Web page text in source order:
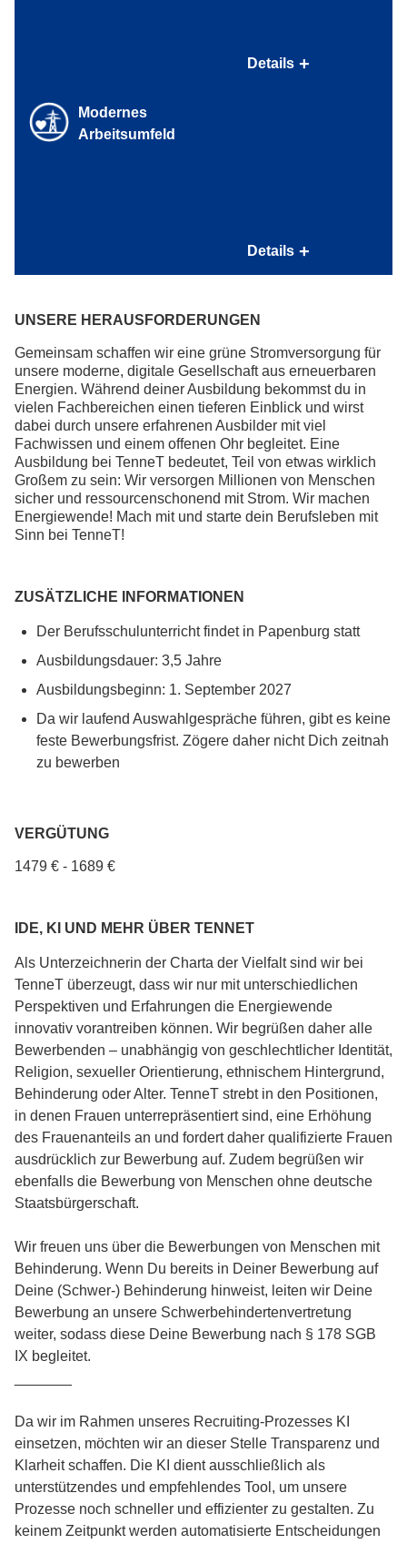
Kostenübernahme sämtlicher Schulbücher und
Kostenlose Bereitstellung deiner persönlichen
Arbeitskleidung
Umfangreiche Gesundheitsprogramme und kostenlose
Details
Modernes
Arbeitsumfeld
Details
UNSERE HERAUSFORDERUNGEN
Gemeinsam schaffen wir eine grüne Stromversorgung für
unsere moderne, digitale Gesellschaft aus erneuerbaren
Energien. Während deiner Ausbildung bekommst du in
vielen Fachbereichen einen tieferen Einblick und wirst
dabei durch unsere erfahrenen Ausbilder mit viel
Fachwissen und einem offenen Ohr begleitet. Eine
Ausbildung bei TenneT bedeutet, Teil von etwas wirklich
Großem zu sein: Wir versorgen Millionen von Menschen
sicher und ressourcenschonend mit Strom. Wir machen
Energiewende! Mach mit und starte dein Berufsleben mit
Sinn bei TenneT!
ZUSÄTZLICHE INFORMATIONEN
Der Berufsschulunterricht findet in Papenburg statt
Ausbildungsdauer: 3,5 Jahre
Ausbildungsbeginn: 1. September 2027
Da wir laufend Auswahlgespräche führen, gibt es keine
feste Bewerbungsfrist. Zögere daher nicht Dich zeitnah
zu bewerben
VERGÜTUNG
1479 € - 1689 €
IDE, KI UND MEHR ÜBER TENNET
Als Unterzeichnerin der Charta der Vielfalt sind wir bei
TenneT überzeugt, dass wir nur mit unterschiedlichen
Perspektiven und Erfahrungen die Energiewende
innovativ vorantreiben können. Wir begrüßen daher alle
Bewerbenden – unabhängig von geschlechtlicher Identität,
Religion, sexueller Orientierung, ethnischem Hintergrund,
Behinderung oder Alter. TenneT strebt in den Positionen,
in denen Frauen unterrepräsentiert sind, eine Erhöhung
des Frauenanteils an und fordert daher qualifizierte Frauen
ausdrücklich zur Bewerbung auf. Zudem begrüßen wir
ebenfalls die Bewerbung von Menschen ohne deutsche
Staatsbürgerschaft.
Wir freuen uns über die Bewerbungen von Menschen mit
Behinderung. Wenn Du bereits in Deiner Bewerbung auf
Deine (Schwer-) Behinderung hinweist, leiten wir Deine
Bewerbung an unsere Schwerbehindertenvertretung
weiter, sodass diese Deine Bewerbung nach § 178 SGB
IX begleitet.
Da wir im Rahmen unseres Recruiting-Prozesses KI
einsetzen, möchten wir an dieser Stelle Transparenz und
Klarheit schaffen. Die KI dient ausschließlich als
unterstützendes und empfehlendes Tool, um unsere
Prozesse noch schneller und effizienter zu gestalten. Zu
keinem Zeitpunkt werden automatisierte Entscheidungen